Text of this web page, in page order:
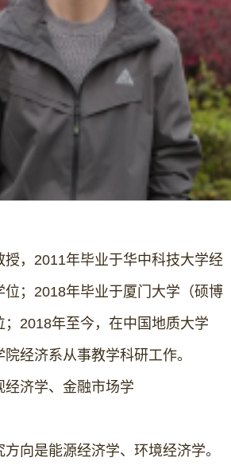
授，2011年毕业于华中科技大学经
位；2018年毕业于厦门大学（硕博
2018年至今，在中国地质大学
院经济系从事教学科研工作。
经济学、金融市场学
向是能源经济学、环境经济学。